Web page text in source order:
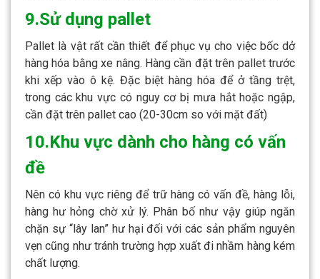
9.Sử dụng pallet
Pallet là vật rất cần thiết để phục vụ cho việc bốc dở
hàng hóa bằng xe nâng. Hàng cần đặt trên pallet trước
khi xếp vào ô kệ. Đặc biệt hàng hóa để ở tầng trệt,
trong các khu vực có nguy cơ bị mưa hắt hoặc ngập,
cần đặt trên pallet cao (20-30cm so với mặt đất)
10.Khu vực dành cho hàng có vấn
đề
Nên có khu vực riêng để trữ hàng có vấn đề, hàng lỗi,
hàng hư hỏng chờ xử lý. Phân bố như vậy giúp ngăn
chặn sự “lây lan” hư hại đối với các sản phẩm nguyên
vẹn cũng như tránh trường hợp xuất đi nhầm hàng kém
chất lượng.